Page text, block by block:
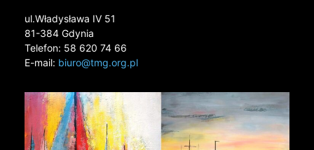
ul.Władysława IV 51
81-384 Gdynia
Telefon: 58 620 74 66
E-mail: biuro@tmg.org.pl